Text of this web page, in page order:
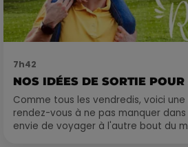
7h42
NOS IDÉES DE SORTIE
Comme tous les vendredis, voici
rendez-vous à ne pas manquer
envie de voyager à l'autre bout du